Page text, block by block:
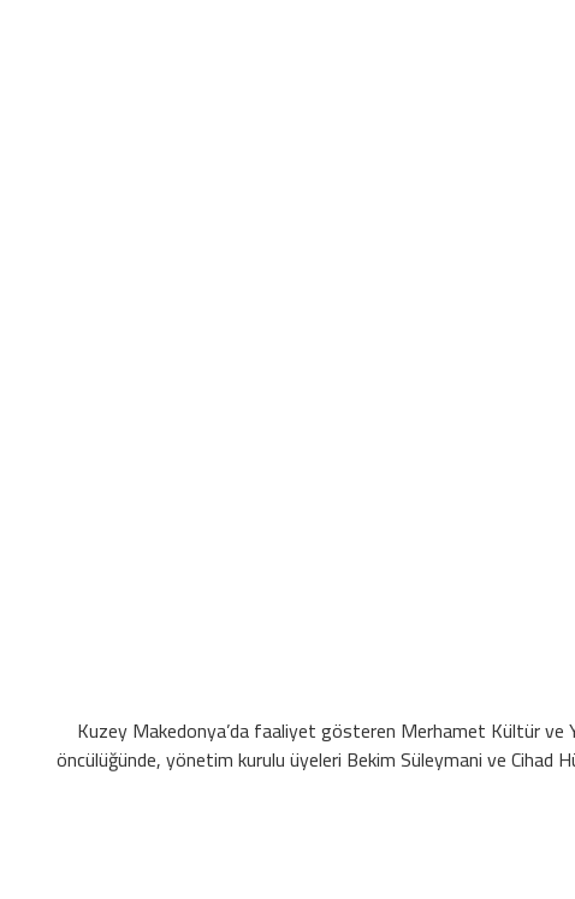
Kuzey Makedonya’da faaliyet gösteren Merhamet Kültür ve
öncülüğünde, yönetim kurulu üyeleri Bekim Süleymani ve Cihad